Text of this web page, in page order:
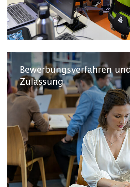
Bewerbungsverfahren und
Zulassung